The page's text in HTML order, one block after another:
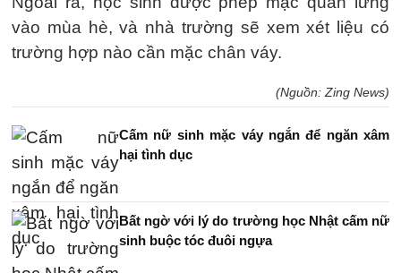
vào mùa hè, và nhà trường sẽ xem xét liệu có
trường hợp nào cần mặc chân váy.
(Nguồn: Zing News)
Cấm nữ sinh mặc váy ngắn để ngăn xâm
hại tình dục
Bất ngờ với lý do trường học Nhật cấm nữ
sinh buộc tóc đuôi ngựa